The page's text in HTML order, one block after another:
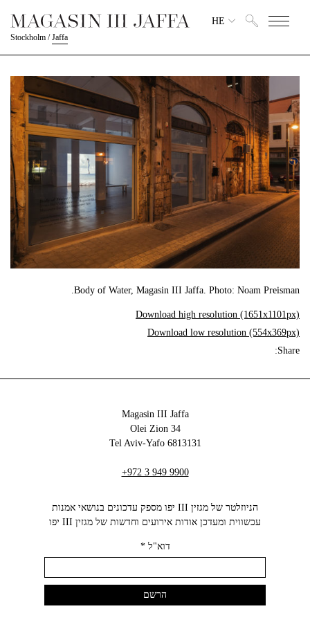
Stockholm /Jaffa
HE
Body of Water, Magasin III Jaffa. Photo: Noam Preisman.
Download high resolution (1651x1101px)
Download low resolution (554x369px)
Share:
Magasin III Jaffa
34 Olei Zion
6813131 Tel Aviv-Yafo
+972 3 949 9900
הניוזלטר של מגזין III יפו מספק עדכונים בנושאי אמנות
עכשווית ומעדכן אודות אירועים וחדשות של מגזין III יפו‬
דוא"ל*